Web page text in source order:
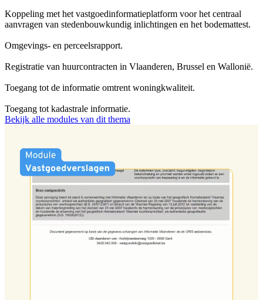
Koppeling met het vastgoedinformatieplatform voor het centraal
aanvragen van stedenbouwkundig inlichtingen en het bodemattest.
Omgevings- en perceelsrapport.
Registratie van huurcontracten in Vlaanderen, Brussel en Wallonië.
Toegang tot de informatie omtrent woningkwaliteit.
Toegang tot kadastrale informatie.
Bekijk alle modules van dit thema